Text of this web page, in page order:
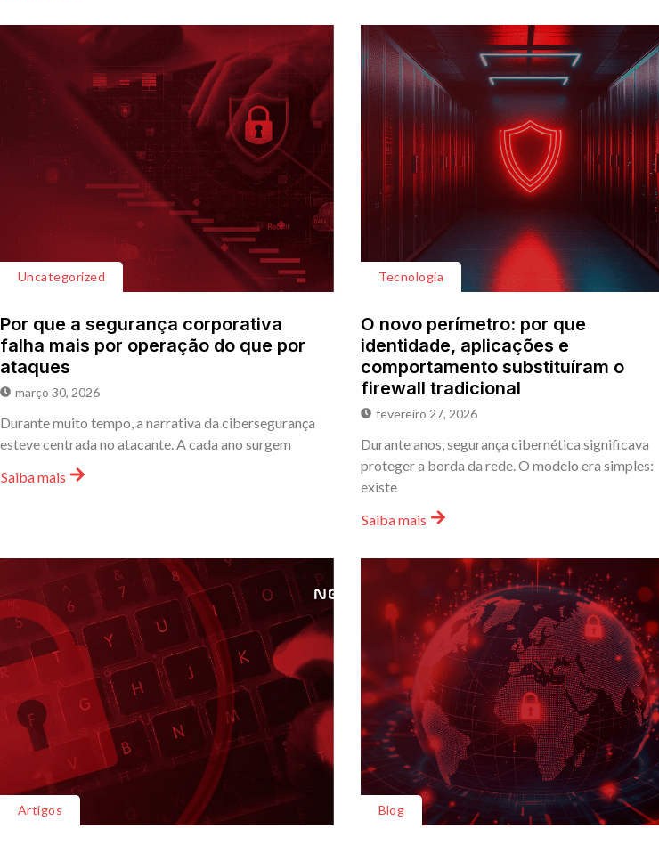
Uncategorized
Por que a segurança corporativa
falha mais por operação do que por
ataques
março 30, 2026
Durante muito tempo, a narrativa da cibersegurança
esteve centrada no atacante. A cada ano surgem
Saiba mais
Tecnologia
O novo perímetro: por que
identidade, aplicações e
comportamento substituíram o
firewall tradicional
fevereiro 27, 2026
Durante anos, segurança cibernética significava
proteger a borda da rede. O modelo era simples:
existe
Saiba mais
Artigos Blog